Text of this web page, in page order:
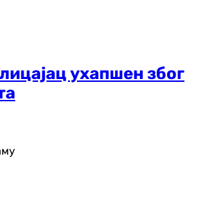
ухапшен због